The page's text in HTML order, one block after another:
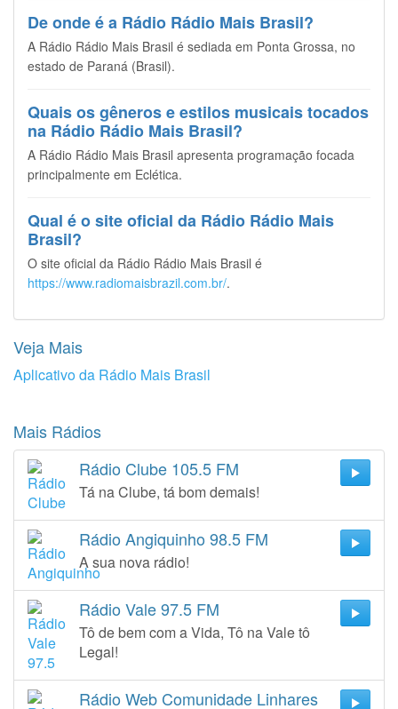
De onde é a Rádio Rádio Mais Brasil?
A Rádio Rádio Mais Brasil é sediada em Ponta Grossa, no
estado de Paraná (Brasil).
Quais os gêneros e estilos musicais tocados
na Rádio Rádio Mais Brasil?
A Rádio Rádio Mais Brasil apresenta programação focada
principalmente em Eclética.
Qual é o site oficial da Rádio Rádio Mais
Brasil?
O site oficial da Rádio Rádio Mais Brasil é
https://www.radiomaisbrazil.com.br/.
Veja Mais
Aplicativo da Rádio Mais Brasil
Mais Rádios
Rádio Clube 105.5 FM
Tá na Clube, tá bom demais!
Rádio Angiquinho 98.5 FM
A sua nova rádio!
Rádio Vale 97.5 FM
Tô de bem com a Vida, Tô na Vale tô
Legal!
Rádio Web Comunidade Linhares